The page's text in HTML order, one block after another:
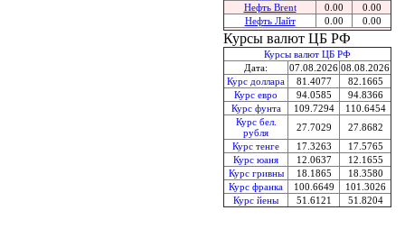
Нефть Brent
0.00
0.00
Нефть Лайт
0.00 0.00
Курсы валют ЦБ РФ
Курсы валют ЦБ РФ
Дата:
07.08.2026 08.08.2026
Курс доллара
81.4077
82.1665
Курс евро
94.0585
94.8366
Курс фунта
109.7294
110.6454
Курс бел.
рубля
27.7029
27.8682
Курс тенге
17.3263
17.5765
Курс юаня
12.0637
12.1655
Курс гривны
18.1865
18.3580
Курс франка
100.6649
101.3026
Курс йены
51.6121 51.8204